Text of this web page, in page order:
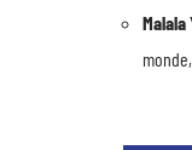
Malala